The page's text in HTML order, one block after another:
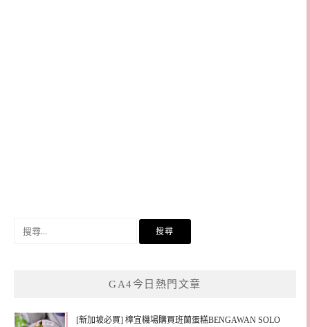
GA4今日熱門文章
[新加坡必買] 樟宜機場購買班蘭蛋糕BENGAWAN SOLO